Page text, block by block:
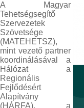
A Magyar
Tehetségsegítő
Szervezetek
Szövetsége
(MATEHETSZ),
mint vezető partner
koordinálásával a
Hálózat a
Regionális
Fejlődésért
Alapítvány
(HÁRFA), a